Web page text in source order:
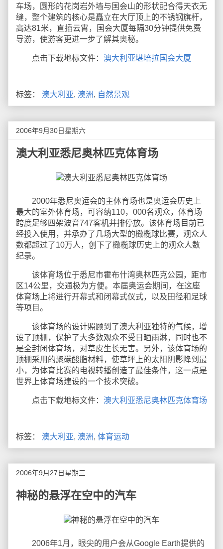
车场，圆形的花岗岩外墙与国会山的形状配合得天衣无
缝，整个建筑的核心是矗立在大厅顶上的不锈钢旗杆，
高达81米，直插云霄，国会大厦每隔30分钟提供免费
导游，使游客更进一步了解其奥秘。
点击下载地标文件： 澳大利亚堪培拉国会大厦
标签： 澳大利亚, 澳洲, 自然景观
2006年9月30日星期六
澳大利亚悉尼奥林匹克体育场
2000年悉尼奥运会的主体育场也是奥运会历史上
最大的室外体育场，可容纳110，000名观众，体育场
跨度足够四架波音747客机并排停放。该体育场目前已
经投入使用，并承办了几场大型的橄榄球比赛，观众人
数都超过了10万人，创下了橄榄球历史上的观众人数
纪录。
该体育场位于悉尼市霍布什湾奥林匹克公园，距市
区14公里，交通极为方便。本届奥运会期间，在这座
体育场上将进行开幕式和闭幕式仪式，以及田径和足球
等项目。
该体育场的设计照顾到了澳大利亚独特的气候，增
设了顶棚，保护了大多数观众不受日晒雨淋，同时也不
是全封闭体育场，对草皮生长无害。另外，该体育场的
顶棚采用的聚碳酸脂材料，使草坪上的太阳阴影降到最
小，为体育比赛的电视转播创造了最佳条件，这一点是
世界上体育场建设的一个技术突破。
点击下载地标文件： 澳大利亚悉尼奥林匹克体育场
标签： 澳大利亚, 澳洲, 体育运动
2006年9月27日星期三
神秘的悬浮在空中的汽车
2006年1月，眼尖的用户会从Google Earth提供的